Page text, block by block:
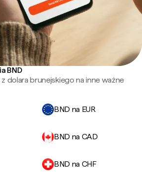
BND
dolara brunejskiego na inne ważne
BND na EUR
BND na CAD
BND na CHF